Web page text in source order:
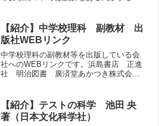
す。 現実的に実現できる組織やシステム
を整えきれていない「だ...
【紹介】中学校理科 副教材 出
版社WEBリンク
中学校理科の副教材等を出版している会
社へのWEBリンクです。浜島書店 正進
社 明治図書 廣済堂あかつき株式会
【紹介】テストの科学 池田 央
著（日本文化科学社）